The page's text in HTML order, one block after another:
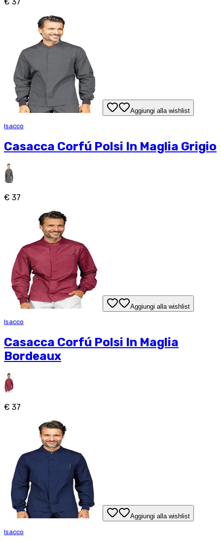
Aggiungi alla wishlist
Isacco
Casacca Corfú Polsi In Maglia Grigio
€ 37
Aggiungi alla wishlist
Isacco
Casacca Corfú Polsi In Maglia
Bordeaux
€ 37
Aggiungi alla wishlist
Isacco